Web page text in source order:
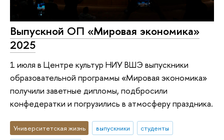
Выпускной ОП «Мировая экономика»
2025
1 июля в Центре культур НИУ ВШЭ выпускники
образовательной программы «Мировая экономика»
получили заветные дипломы, подбросили
конфедератки и погрузились в атмосферу праздника.
Университетская жизнь выпускники
студенты